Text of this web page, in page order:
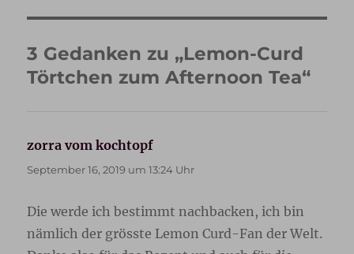
3 Gedanken zu „Lemon-Curd
Törtchen zum Afternoon Tea“
zorra vom kochtopf
September 16, 2019 um 13:24 Uhr
Die werde ich bestimmt nachbacken, ich bin
nämlich der grösste Lemon Curd-Fan der Welt.